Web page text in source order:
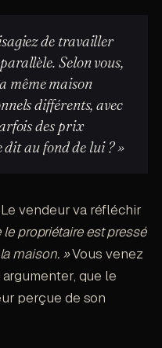
de travailler
Selon vous,
même maison
différents, avec
des prix
dit au fond de lui ? »
vendeur va réfléchir
le propriétaire est pressé
maison. »Vous venez
que le
perçue de son